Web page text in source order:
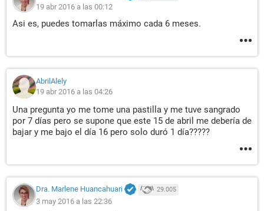
19 abr 2016 a las 00:12
Asi es, puedes tomarlas máximo cada 6 meses.
AbrilAlely
19 abr 2016 a las 04:26
Una pregunta yo me tome una pastilla y me tuve sangrado
por 7 días pero se supone que este 15 de abril me debería de
bajar y me bajo el día 16 pero solo duró 1 día?????
Dra. Marlene Huancahuari 29.005
3 may 2016 a las 22:36